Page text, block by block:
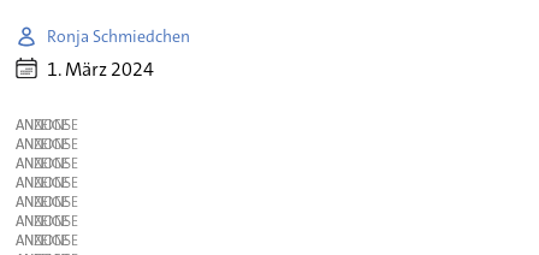
Ronja Schmiedchen
1. März 2024
ANZEIGE
ANZEIGE
ANZEIGE
ANZEIGE
ANZEIGE
ANZEIGE
ANZEIGE